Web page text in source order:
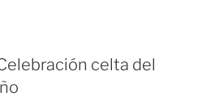
celta del